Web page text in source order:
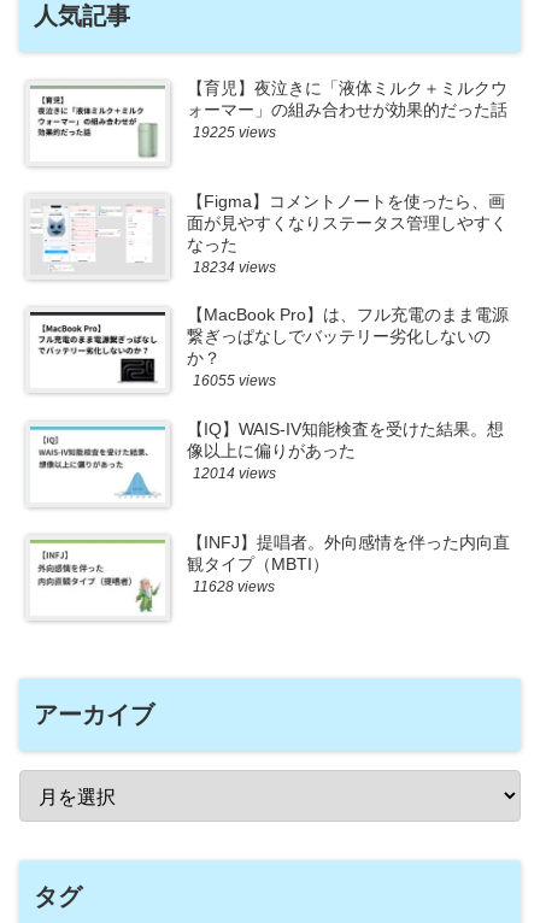
人気記事
【育児】夜泣きに「液体ミルク＋ミルクウ
ォーマー」の組み合わせが効果的だった話
19225 views
【Figma】コメントノートを使ったら、画
面が見やすくなりステータス管理しやすく
なった
18234 views
【MacBook Pro】は、フル充電のまま電源
繋ぎっぱなしでバッテリー劣化しないの
か？
16055 views
【IQ】WAIS-IV知能検査を受けた結果。想
像以上に偏りがあった
12014 views
【INFJ】提唱者。外向感情を伴った内向直
観タイプ（MBTI）
11628 views
アーカイブ
タグ